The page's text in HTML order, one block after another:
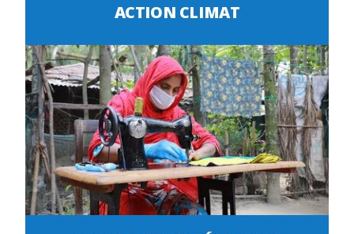
ACTION CLIMAT